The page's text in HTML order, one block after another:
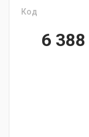
Код
6 388